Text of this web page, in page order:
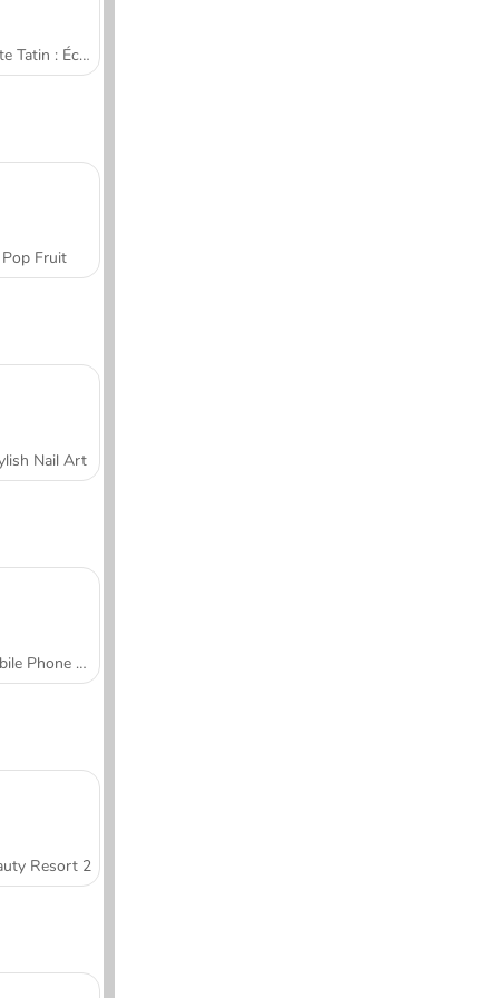
Tarte Tatin : École de cuisine de Sara
Pop Fruit
Nail Art
Mobile Phone Case Design & DIY
Resort 2